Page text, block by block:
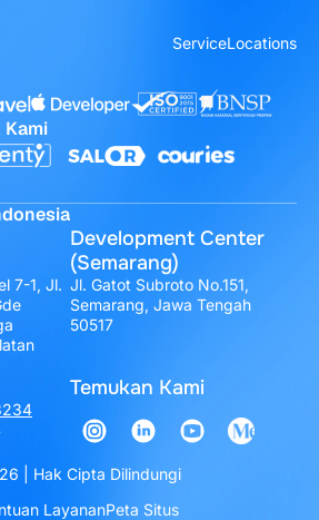
ServiceLocations
7-1, Jl.
Development Center
(Semarang)
Jl. Gatot Subroto No.151,
Semarang, Jawa Tengah
50517
Temukan Kami
| Hak Cipta Dilindungi
LayananPeta Situs